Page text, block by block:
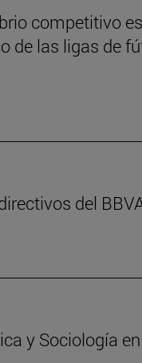
competitivo
de las ligas de
del
y Sociología